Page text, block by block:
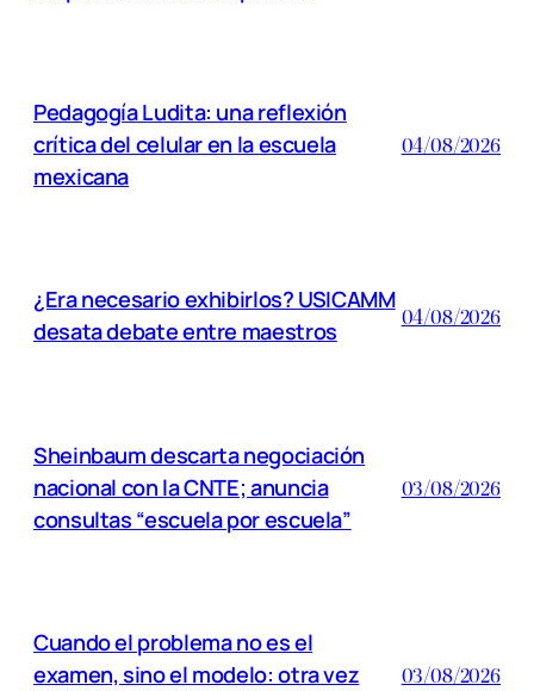
Pedagogía Ludita: una reflexión
crítica del celular en la escuela
mexicana
04/08/2026
¿Era necesario exhibirlos? USICAMM
desata debate entre maestros
04/08/2026
Sheinbaum descarta negociación
nacional con la CNTE; anuncia
consultas “escuela por escuela”
03/08/2026
Cuando el problema no es el
examen, sino el modelo: otra vez
03/08/2026